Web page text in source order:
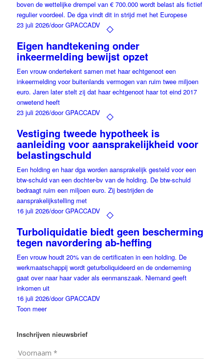
boven de wettelijke drempel van € 700.000 wordt belast als fictief
regulier voordeel. De dga vindt dit in strijd met het Europese
23 juli 2026/door GPACCADV
Eigen handtekening onder
inkeermelding bewijst opzet
Een vrouw ondertekent samen met haar echtgenoot een
inkeermelding voor buitenlands vermogen van ruim twee miljoen
euro. Jaren later stelt zij dat haar echtgenoot haar tot eind 2017
onwetend heeft
23 juli 2026/door GPACCADV
Vestiging tweede hypotheek is
aanleiding voor aansprakelijkheid voor
belastingschuld
Een holding en haar dga worden aansprakelijk gesteld voor een
btw-schuld van een dochter-bv van de holding. De btw-schuld
bedraagt ruim een miljoen euro. Zij bestrijden de
aansprakelijkstelling met
16 juli 2026/door GPACCADV
Turboliquidatie biedt geen bescherming
tegen navordering ab-heffing
Een vrouw houdt 20% van de certificaten in een holding. De
werkmaatschappij wordt geturboliquideerd en de onderneming
gaat over naar haar vader als eenmanszaak. Niemand geeft
inkomen uit
16 juli 2026/door GPACCADV
Toon meer
Inschrijven nieuwsbrief